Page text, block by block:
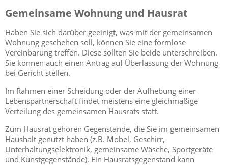
Gemeinsame Wohnung und Hausrat
Haben Sie sich darüber geeinigt, was mit der gemeinsamen
Wohnung geschehen soll, können Sie eine formlose
Vereinbarung treffen. Diese sollten Sie beide unterschreiben.
Sie können auch einen Antrag auf Überlassung der Wohnung
bei Gericht stellen.
Im Rahmen einer Scheidung oder der Aufhebung einer
Lebenspartnerschaft findet meistens eine gleichmäßige
Verteilung des gemeinsamen Hausrats statt.
Zum Hausrat gehören Gegenstände, die Sie im gemeinsamen
Haushalt genutzt haben (z.B. Möbel, Geschirr,
Unterhaltungselektronik, gemeinsame Wäsche, Sportgeräte
und Kunstgegenstände). Ein Hausratsgegenstand kann